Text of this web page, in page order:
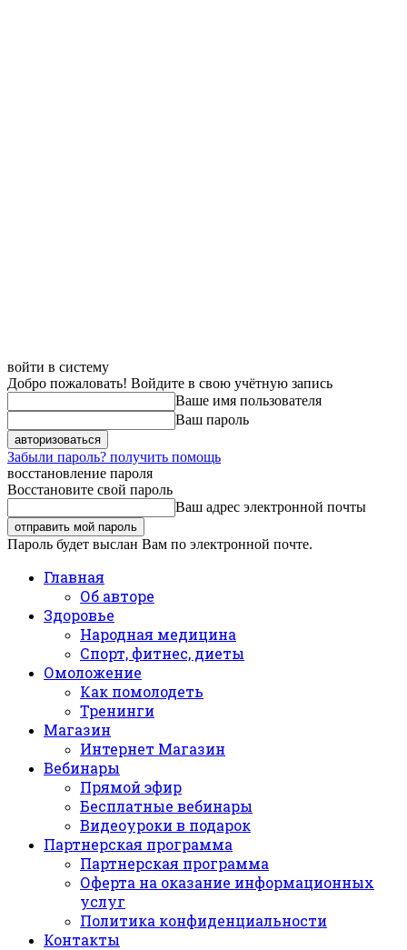
войти в систему
Добро пожаловать! Войдите в свою учётную запись
Ваше имя пользователя
Ваш пароль
Забыли пароль? получить помощь
восстановление пароля
Восстановите свой пароль
Ваш адрес электронной почты
Пароль будет выслан Вам по электронной почте.
Главная
Об авторе
Здоровье
Народная медицина
Спорт, фитнес, диеты
Омоложение
Как помолодеть
Тренинги
Магазин
Интернет Магазин
Вебинары
Прямой эфир
Бесплатные вебинары
Видеоуроки в подарок
Партнерская программа
Партнерская программа
Оферта на оказание информационных
услуг
Политика конфиденциальности
Контакты